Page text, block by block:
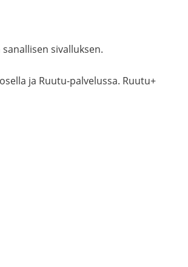
sivalluksen.
ja Ruutu-palvelussa. Ruutu+